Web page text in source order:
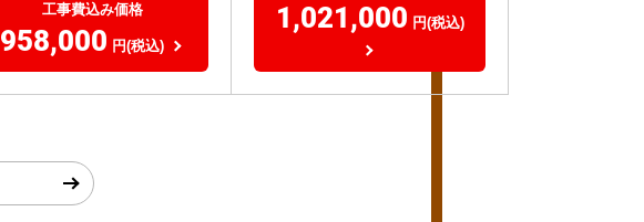
工事費込み価格
958,000 円(税込)
1,021,000 円(税込)